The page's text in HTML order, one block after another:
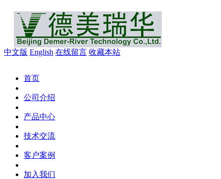
中文版 English 在线留言 收藏本站
首页
公司介绍
产品中心
技术交流
客户案例
加入我们